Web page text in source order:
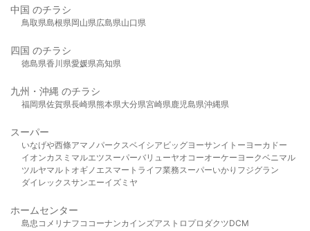
中国 のチラシ
鳥取県島根県岡山県広島県山口県
四国 のチラシ
徳島県香川県愛媛県高知県
九州・沖縄 のチラシ
福岡県佐賀県長崎県熊本県大分県宮崎県鹿児島県沖縄県
スーパー
いなげや西條アマノパークスベイシア ビッグヨーサンイトーヨーカドー
イオンカスミ マルエツスーパーバリューヤオコーオーケー ヨークベニマル
ツルヤマルト オギノ エスマート ライフ業務スーパーいかり フジグラン
ダイレックスサンエーイズミヤ
ホームセンター
島忠 コメリ ナフコ コーナンカインズアストロプロダクツDCM